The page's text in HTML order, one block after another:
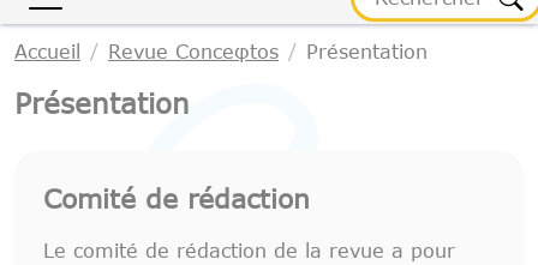
Accueil Revue Conceφtos Présentation
Présentation
Comité de rédaction
Le comité de rédaction de la revue a pour